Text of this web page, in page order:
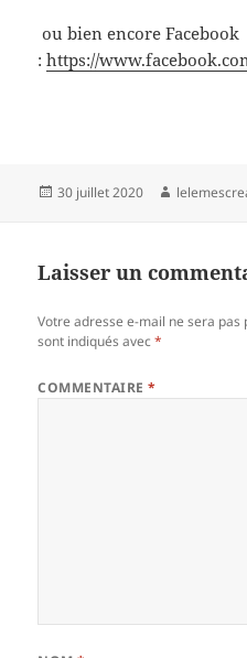
ou bien encore Facebook
:https://
Publié
30 juillet 2020 Auteur
Laisser un
Votre adresse e-mail ne sera pas
sont indiqués avec*
COMMENTAIRE*